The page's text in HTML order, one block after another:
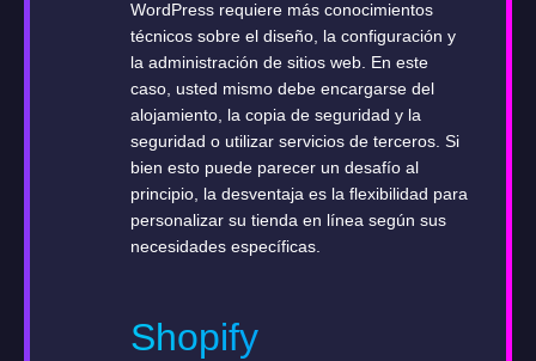
WordPress requiere más conocimientos
técnicos sobre el diseño, la configuración y
la administración de sitios web. En este
caso, usted mismo debe encargarse del
alojamiento, la copia de seguridad y la
seguridad o utilizar servicios de terceros. Si
bien esto puede parecer un desafío al
principio, la desventaja es la flexibilidad para
personalizar su tienda en línea según sus
necesidades específicas.
Shopify